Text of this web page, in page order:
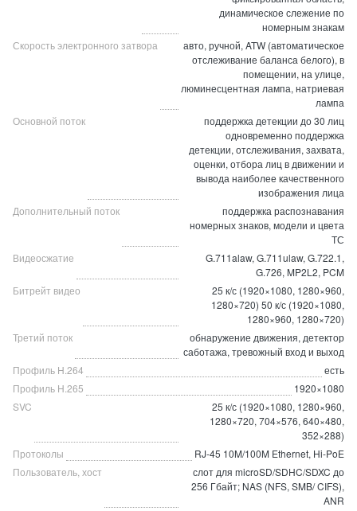
динамическое слежение по
номерным знакам
Скорость электронного затвора
авто, ручной, ATW (автоматическое
отслеживание баланса белого), в
помещении, на улице,
люминесцентная лампа, натриевая
лампа
Основной поток
поддержка детекции до 30 лиц
одновременно поддержка
детекции, отслеживания, захвата,
оценки, отбора лиц в движении и
вывода наиболее качественного
изображения лица
Дополнительный поток
поддержка распознавания
номерных знаков, модели и цвета
ТС
Видеосжатие
G.711alaw, G.711ulaw, G.722.1,
G.726, MP2L2, PCM
Битрейт видео
25 к/с (1920×1080, 1280×960,
1280×720) 50 к/с (1920×1080,
1280×960, 1280×720)
Третий поток
обнаружение движения, детектор
саботажа, тревожный вход и выход
Профиль H.264
есть
Профиль H.265
1920×1080
SVC
25 к/с (1920×1080, 1280×960,
1280×720, 704×576, 640×480,
352×288)
Протоколы
RJ-45 10M/100M Ethernet, Hi-PoE
Пользователь, хост
слот для microSD/SDHC/SDXC до
256 Гбайт; NAS (NFS, SMB/ CIFS),
ANR